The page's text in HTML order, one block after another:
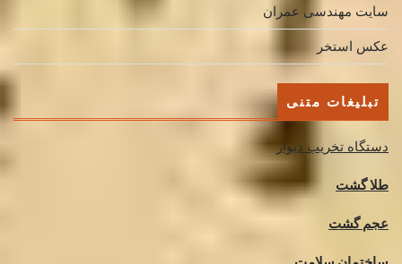
سایت مهندسی عمران
عکس استخر
تبلیغات متنی
دستگاه تخریب دیوار
طلا گشت
عجم گشت